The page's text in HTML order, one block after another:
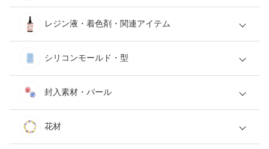
レジン液・着色剤・関連アイテム
シリコンモールド・型
封入素材・パール
花材